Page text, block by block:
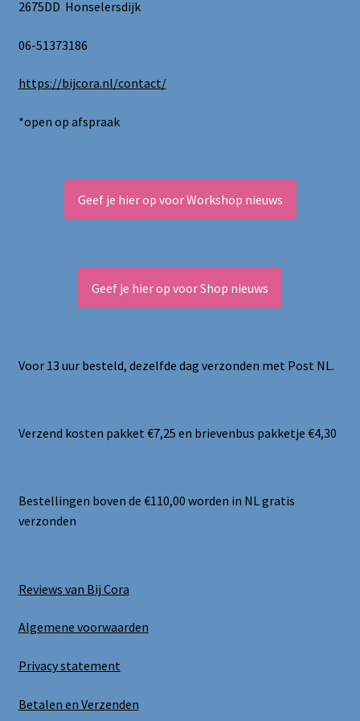
2675DD Honselersdijk
06-51373186
https://bijcora.nl/contact/
*open op afspraak
Geef je hier op voor Workshop nieuws
Geef je hier op voor Shop nieuws
Voor 13 uur besteld, dezelfde dag verzonden met Post NL.
Verzend kosten pakket €7,25 en brievenbus pakketje €4,30
Bestellingen boven de €110,00 worden in NL gratis
verzonden
Reviews van Bij Cora
Algemene voorwaarden
Privacy statement
Betalen en Verzenden